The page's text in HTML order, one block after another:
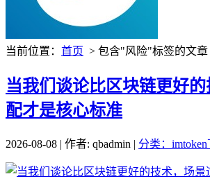
当前位置： 首页 > 包含"风险"标签的文章
当我们谈论比区块链更好
配才是核心标准
2026-08-08 | 作者: qbadmin | 分类：